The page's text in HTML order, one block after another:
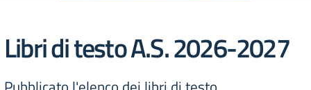
Libri di testo A.S. 2026-2027